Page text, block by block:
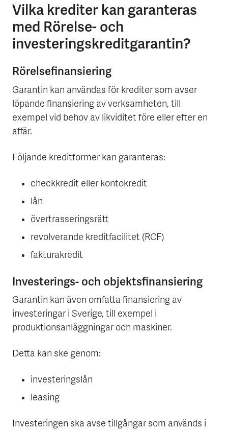
Vilka krediter kan garanteras
med Rörelse- och
investeringskreditgarantin?
Rörelsefinansiering
Garantin kan användas för krediter som avser
löpande finansiering av verksamheten, till
exempel vid behov av likviditet före eller efter en
affär.
Följande kreditformer kan garanteras:
checkkredit eller kontokredit
lån
övertrasseringsrätt
revolverande kreditfacilitet (RCF)
fakturakredit
Investerings- och objektsfinansiering
Garantin kan även omfatta finansiering av
investeringar i Sverige, till exempel i
produktionsanläggningar och maskiner.
Detta kan ske genom:
investeringslån
leasing
Investeringen ska avse tillgångar som används i